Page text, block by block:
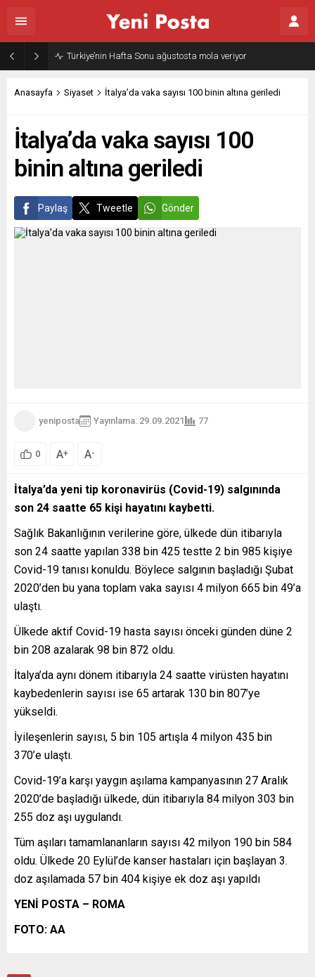
Türkiye’nin Hafta Sonu ağustosta mola veriyor
Anasayfa Siyaset İtalya’da vaka sayısı 100 binin altına geriledi
İtalya’da vaka sayısı 100
binin altına geriledi
Paylaş Tweetle Gönder
yeniposta Yayınlama: 29.09.2021 77
0 A+ A-
İtalya’da yeni tip koronavirüs (Covid-19) salgınında
son 24 saatte 65 kişi hayatını kaybetti.
Sağlık Bakanlığının verilerine göre, ülkede dün itibarıyla
son 24 saatte yapılan 338 bin 425 testte 2 bin 985 kişiye
Covid-19 tanısı konuldu. Böylece salgının başladığı Şubat
2020’den bu yana toplam vaka sayısı 4 milyon 665 bin 49’a
ulaştı.
Ülkede aktif Covid-19 hasta sayısı önceki günden düne 2
bin 208 azalarak 98 bin 872 oldu.
İtalya’da aynı dönem itibarıyla 24 saatte virüsten hayatını
kaybedenlerin sayısı ise 65 artarak 130 bin 807’ye
yükseldi.
İyileşenlerin sayısı, 5 bin 105 artışla 4 milyon 435 bin
370’e ulaştı.
Covid-19’a karşı yaygın aşılama kampanyasının 27 Aralık
2020’de başladığı ülkede, dün itibarıyla 84 milyon 303 bin
255 doz aşı uygulandı.
Tüm aşıları tamamlananların sayısı 42 milyon 190 bin 584
oldu. Ülkede 20 Eylül’de kanser hastaları için başlayan 3.
doz aşılamada 57 bin 404 kişiye ek doz aşı yapıldı
YENİ POSTA – ROMA
FOTO: AA